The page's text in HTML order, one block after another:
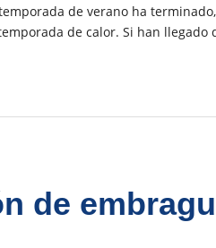
de verano ha
de calor. Si han llegado
de